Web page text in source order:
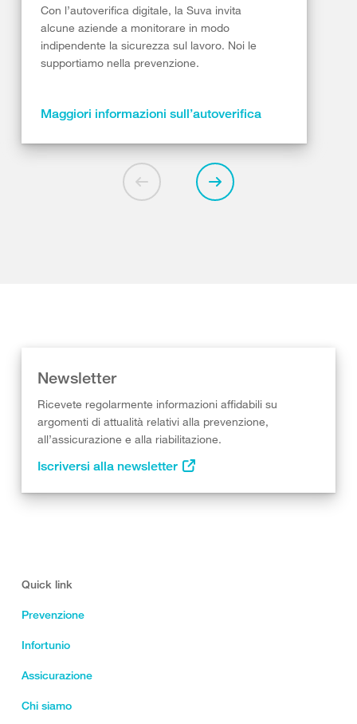
Con l’autoverifica digitale, la Suva invita
alcune aziende a monitorare in modo
indipendente la sicurezza sul lavoro. Noi le
supportiamo nella prevenzione.
Maggiori informazioni sull’autoverifica
Newsletter
Ricevete regolarmente informazioni affidabili su
argomenti di attualità relativi alla prevenzione,
all’assicurazione e alla riabilitazione.
Iscriversi alla newsletter
Quick link
Prevenzione
Infortunio
Assicurazione
Chi siamo